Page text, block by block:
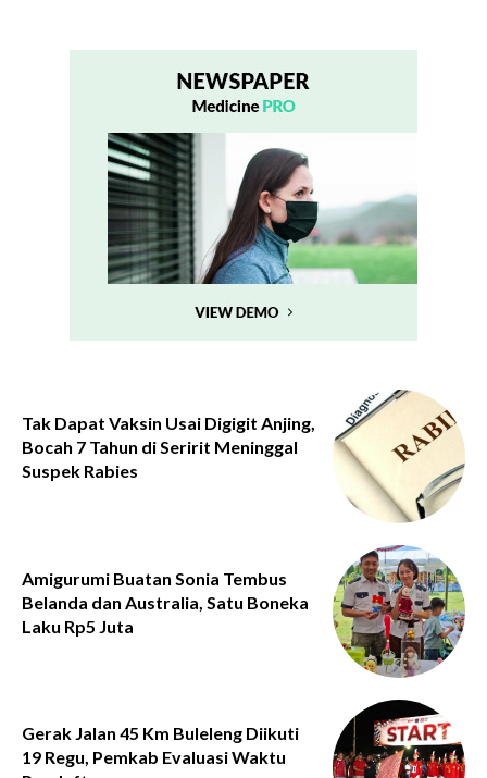
Tak Dapat Vaksin Usai Digigit Anjing,
Bocah 7 Tahun di Seririt Meninggal
Suspek Rabies
Amigurumi Buatan Sonia Tembus
Belanda dan Australia, Satu Boneka
Laku Rp5 Juta
Gerak Jalan 45 Km Buleleng Diikuti
19 Regu, Pemkab Evaluasi Waktu